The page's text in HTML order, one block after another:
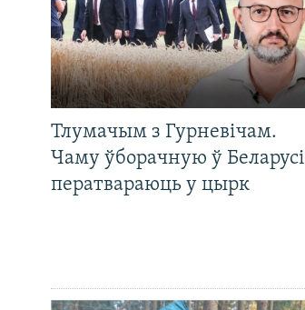
Тлумачым з Гурневічам.
Чаму ўборачную ў Беларусі
ператвараюць у цырк